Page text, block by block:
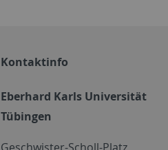
Kontaktinfo
Eberhard Karls Universität
Tübingen